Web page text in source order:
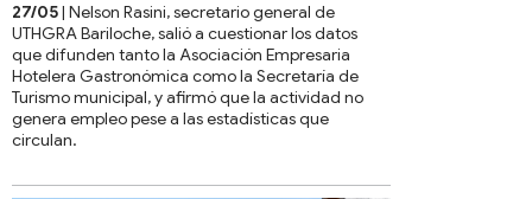
27/05| Nelson Rasini, secretario general de
UTHGRA Bariloche, salió a cuestionar los datos
que difunden tanto la Asociación Empresaria
Hotelera Gastronómica como la Secretaría de
Turismo municipal, y afirmó que la actividad no
genera empleo pese a las estadísticas que
circulan.